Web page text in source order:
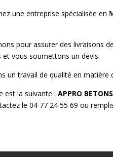
une entreprise spécialisée en
pour assurer des livraisons de
et vous soumettons un devis.
un travail de qualité en matière
est la suivante : APPRO
le 04 77 24 55 69 ou